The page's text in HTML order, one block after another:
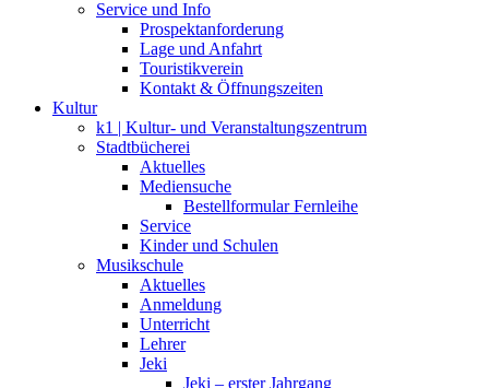
Service und Info
Prospektanforderung
Lage und Anfahrt
Touristikverein
Kontakt & Öffnungszeiten
Kultur
k1 | Kultur- und Veranstaltungszentrum
Stadtbücherei
Aktuelles
Mediensuche
Bestellformular Fernleihe
Service
Kinder und Schulen
Musikschule
Aktuelles
Anmeldung
Unterricht
Lehrer
Jeki
Jeki – erster Jahrgang